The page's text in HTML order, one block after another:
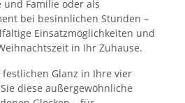
und Familie oder als
bei besinnlichen Stunden –
Einsatzmöglichkeiten und
in Ihr Zuhause.
Glanz in Ihre vier
diese außergewöhnliche